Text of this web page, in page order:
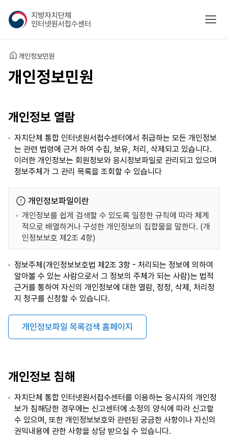
지
방
자
치
단
체
인
원
접
수
센
모바
홈 개인정보민원
개인정보민원
개인정보 열람
자치단체 통합 인터넷원서접수센터에서 취급하는 모든 개인정보
는 관련 법령에 근거 하여 수집, 보유, 처리, 삭제되고 있습니다.
이러한 개인정보는 회원정보와 응시정보파일로 관리되고 있으며
정보주체가 그 관리 목록을 조회할 수 있습니다
개인정보파일이란
개인정보를 쉽게 검색할 수 있도록 일정한 규칙에 따라 체계
적으로 배열하거나 구성한 개인정보의 집합물을 말한다. (개
인정보보호 제2조 4항)
정보주체(개인정보보호법 제2조 3항 - 처리되는 정보에 의하여
알아볼 수 있는 사람으로서 그 정보의 주체가 되는 사람)는 법적
근거를 통하여 자신의 개인정보에 대한 열람, 정정, 삭제, 처리정
지 청구를 신청할 수 있습니다.
개인정보파일 목록검색 홈페이지
개인정보 침해
자치단체 통합 인터넷원서접수센터를 이용하는 응시자의 개인정
보가 침해당한 경우에는 신고센터에 소정의 양식에 따라 신고할
수 있으며, 또한 개인정보보호와 관련된 궁금한 사항이나 자신의
권익내용에 관한 사항을 상담 받으실 수 있습니다.